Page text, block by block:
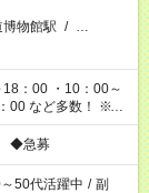
博物館駅 / …
：00 ・10：00～
※お
◆急募
50代活躍中 / 副